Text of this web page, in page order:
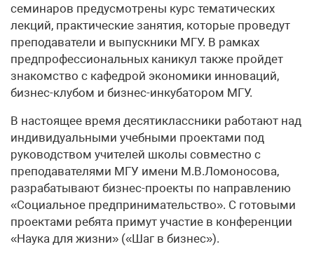
семинаров предусмотрены курс тематических
лекций, практические занятия, которые проведут
преподаватели и выпускники МГУ. В рамках
предпрофессиональных каникул также пройдет
знакомство с кафедрой экономики инноваций,
бизнес-клубом и бизнес-инкубатором МГУ.
В настоящее время десятиклассники работают над
индивидуальными учебными проектами под
руководством учителей школы совместно с
преподавателями МГУ имени М.В.Ломоносова,
разрабатывают бизнес-проекты по направлению
«Социальное предпринимательство». С готовыми
проектами ребята примут участие в конференции
«Наука для жизни» («Шаг в бизнес»).